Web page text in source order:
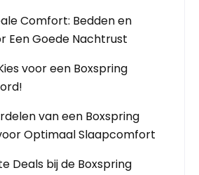
Comfort: Bedden en
Een Goede Nachtrust
voor een Boxspring
van een Boxspring
Optimaal Slaapcomfort
Deals bij de Boxspring